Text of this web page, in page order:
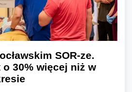
SOR-ze.
30% więcej niż w